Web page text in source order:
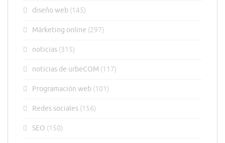
diseño web (145)
Márketing online (297)
noticias (315)
noticias de urbeCOM (117)
Programación web (101)
Redes sociales (156)
SEO (150)